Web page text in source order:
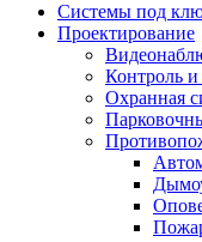
Системы под
Проектирование
Контроль
Охранная